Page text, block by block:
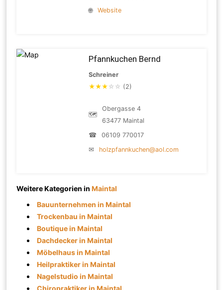
🌐
Website
Pfannkuchen Bernd
Schreiner
★★★ ☆ ☆ (2)
🗺
Obergasse 4
63477 Maintal
☎
06109 770017
✉
holzpfannkuchen@aol.com
Weitere Kategorien inMaintal
Bauunternehmen in Maintal
Trockenbau in Maintal
Boutique in Maintal
Dachdecker in Maintal
Möbelhaus in Maintal
Heilpraktiker in Maintal
Nagelstudio in Maintal
Chiropraktiker in Maintal